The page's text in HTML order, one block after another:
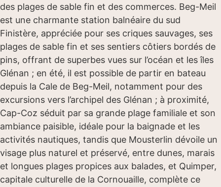
des plages de sable fin et des commerces. Beg-Meil
est une charmante station balnéaire du sud
Finistère, appréciée pour ses criques sauvages, ses
plages de sable fin et ses sentiers côtiers bordés de
pins, offrant de superbes vues sur l’océan et les îles
Glénan ; en été, il est possible de partir en bateau
depuis la Cale de Beg-Meil, notamment pour des
excursions vers l’archipel des Glénan ; à proximité,
Cap-Coz séduit par sa grande plage familiale et son
ambiance paisible, idéale pour la baignade et les
activités nautiques, tandis que Mousterlin dévoile un
visage plus naturel et préservé, entre dunes, marais
et longues plages propices aux balades, et Quimper,
capitale culturelle de la Cornouaille, complète ce